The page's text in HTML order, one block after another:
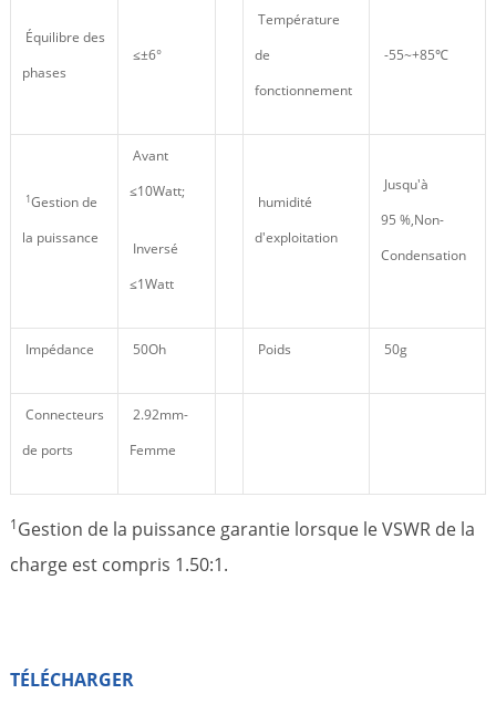
Équilibre des
phases
≤±6°
Température
de
fonctionnement
-55~+85℃
1Gestion de
la puissance
Avant
≤10Watt;
Inversé
≤1Watt
humidité
d'exploitation
Jusqu'à
95 %,Non-
Condensation
Impédance 50Oh Poids 50g
Connecteurs
de ports
2.92mm-
Femme
1Gestion de la puissance garantie lorsque le VSWR de la
charge est compris 1.50:1.
TÉLÉCHARGER